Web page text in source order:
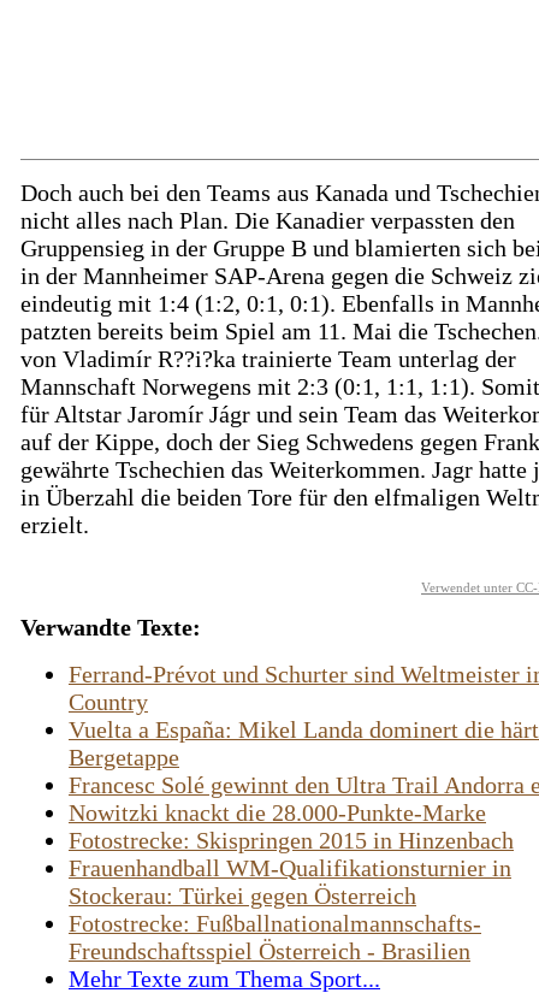
Doch auch bei den Teams aus Kanada und
nicht alles nach Plan. Die Kanadier verpassten den
Gruppensieg in der Gruppe B und blamierten sich
in der Mannheimer SAP-Arena gegen die Schweiz
eindeutig mit 1:4 (1:2, 0:1, 0:1). Ebenfalls in
patzten bereits beim Spiel am 11. Mai die
von Vladimír R??i?ka trainierte Team unterlag der
Mannschaft Norwegens mit 2:3 (0:1, 1:1, 1:1).
für Altstar Jaromír Jágr und sein Team das
auf der Kippe, doch der Sieg Schwedens gegen
gewährte Tschechien das Weiterkommen. Jagr hatte
in Überzahl die beiden Tore für den elfmaligen
erzielt.
Verwendet unter
Verwandte Texte:
Ferrand-Prévot und Schurter sind Weltmeister
Country
Vuelta a España: Mikel Landa dominert die
Bergetappe
Francesc Solé gewinnt den Ultra Trail Andorra
Nowitzki knackt die 28.000-Punkte-Marke
Fotostrecke: Skispringen 2015 in Hinzenbach
Frauenhandball WM-Qualifikationsturnier in
Stockerau: Türkei gegen Österreich
Fotostrecke: Fußballnationalmannschafts-
Freundschaftsspiel Österreich - Brasilien
Mehr Texte zum Thema Sport...